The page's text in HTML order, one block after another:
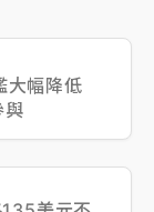
大幅降低
與